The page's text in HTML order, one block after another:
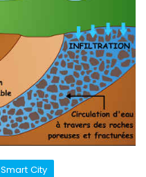
Smart City